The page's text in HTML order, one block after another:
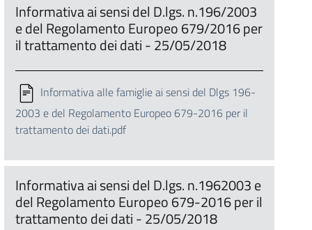
Informativa ai sensi del D.lgs. n.196/2003
e del Regolamento Europeo 679/2016 per
il trattamento dei dati - 25/05/2018
Informativa alle famiglie ai sensi del Dlgs 196-
2003 e del Regolamento Europeo 679-2016 per il
trattamento dei dati.pdf
Informativa ai sensi del D.lgs. n.1962003 e
del Regolamento Europeo 679-2016 per il
trattamento dei dati - 25/05/2018